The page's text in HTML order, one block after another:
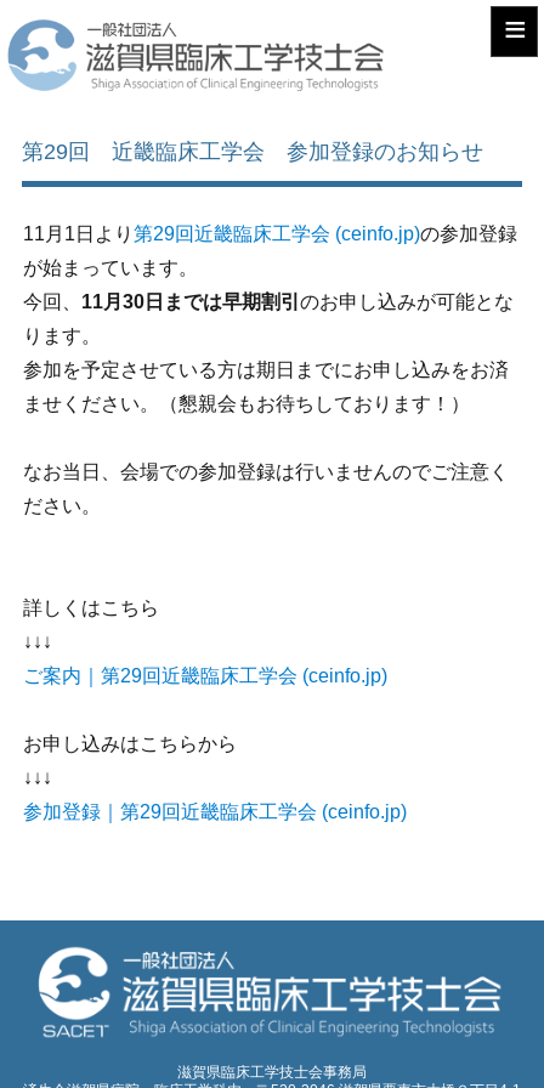
≡
第29回 近畿臨床工学会 参加登録のお知らせ
11月1日より 第29回近畿臨床工学会 (ceinfo.jp)の参加登録
が始まっています。
今回、 11月 30日までは早期割引 のお申し込みが可能とな
ります。
参加を予定させている方は期日までにお申し込みをお済
ませください。（懇親会もお待ちしております！）
なお当日、会場での参加登録は行いませんのでご注意く
ださい。
詳しくはこちら
↓↓↓
ご案内｜第29回近畿臨床工学会 (ceinfo.jp)
お申し込みはこちらから
↓↓↓
参加登録｜第29回近畿臨床工学会 (ceinfo.jp)
滋賀県臨床工学技士会事務局